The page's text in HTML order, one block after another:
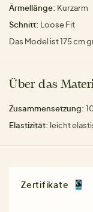
Ärmellänge: Kurzarm
Schnitt: Loose Fit
Das Model ist 175 cm
Über das
Zusammensetzung:
Elastizität: leicht
Zertifikate